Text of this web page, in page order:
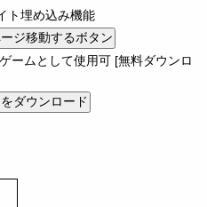
ト埋め込み機能
ームとして使用可 [無料ダウンロ